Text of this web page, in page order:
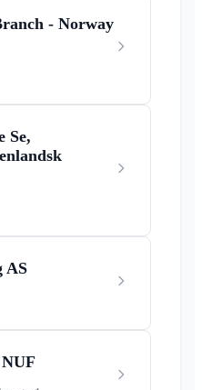
- Norway
Se,
AS